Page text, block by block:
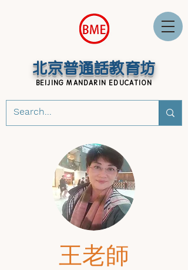
北京普通話教育坊
BEIJING MANDARIN EDUCATION
王老師